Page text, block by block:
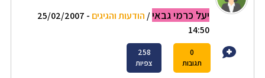
יעל כרמי גבאי/ הודעות והגיגים
- 25/02/2007
14:50
0
תגובות
258
צפיות